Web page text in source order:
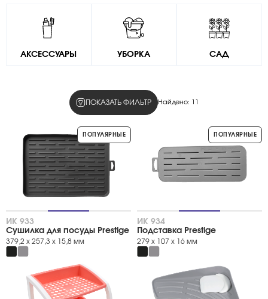
АКСЕССУАРЫ УБОРКА САД
ПОКАЗАТЬ ФИЛЬТР Найдено: 11
Цвет
прозрачный
снежно-белый
коралл
кремовый
слоновая кость
базальт
серая мистерия
синий полупрозрачный
черный
СЕРИЯ
ПОПУЛЯРНЫЕ
ИК 933
Сушилка для посуды Prestige
379,2 х 257,3 х 15,8 мм
ПОПУЛЯРНЫЕ
ИК 934
Подставка Prestige
279 x 107 x 16 мм